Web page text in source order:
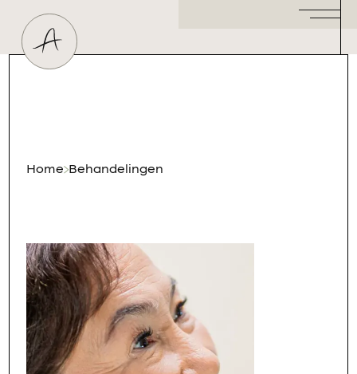
Huidtherapeut
Home Behandelingen